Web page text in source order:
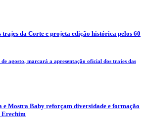
trajes da Corte e projeta edição histórica pelos 60
agosto, marcará a apresentação oficial dos trajes das
e Mostra Baby reforçam diversidade e formação
Erechim